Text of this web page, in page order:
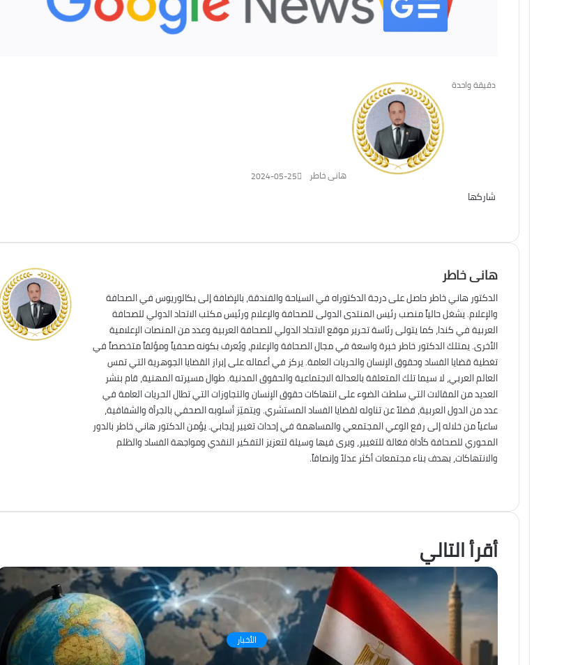
هانى خاطر 2024-05-25
دقيقة واحدة
شاركها
هانى خاطر
الدكتور هاني خاطر حاصل على درجة الدكتوراه في السياحة والفندقة، بالإضافة إلى بكالوريوس في الصحافة
والإعلام. يشغل حالياً منصب رئيس المنتدى الدولى للصحافة والإعلام ورئيس مكتب الاتحاد الدولي للصحافة
العربية في كندا، كما يتولى رئاسة تحرير موقع الاتحاد الدولي للصحافة العربية وعدد من المنصات الإعلامية
الأخرى. يمتلك الدكتور خاطر خبرة واسعة في مجال الصحافة والإعلام، ويُعرف بكونه صحفياً ومؤلفاً متخصصاً في
تغطية قضايا الفساد وحقوق الإنسان والحريات العامة. يركز في أعماله على إبراز القضايا الجوهرية التي تمس
العالم العربي، لا سيما تلك المتعلقة بالعدالة الاجتماعية والحقوق المدنية. طوال مسيرته المهنية، قام بنشر
العديد من المقالات التي سلطت الضوء على انتهاكات حقوق الإنسان والتجاوزات التي تطال الحريات العامة في
عدد من الدول العربية، فضلاً عن تناوله لقضايا الفساد المستشري. ويتميّز أسلوبه الصحفي بالجرأة والشفافية،
ساعياً من خلاله إلى رفع الوعي المجتمعي والمساهمة في إحداث تغيير إيجابي. يؤمن الدكتور هاني خاطر بالدور
المحوري للصحافة كأداة فعّالة للتغيير، ويرى فيها وسيلة لتعزيز التفكير النقدي ومواجهة الفساد والظلم
والانتهاكات، بهدف بناء مجتمعات أكثر عدلاً وإنصافاً.
أقرأ التالي
الأخبار